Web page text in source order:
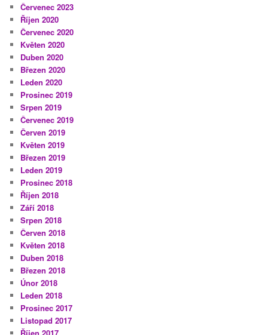
Červenec 2023
Říjen 2020
Červenec 2020
Květen 2020
Duben 2020
Březen 2020
Leden 2020
Prosinec 2019
Srpen 2019
Červenec 2019
Červen 2019
Květen 2019
Březen 2019
Leden 2019
Prosinec 2018
Říjen 2018
Září 2018
Srpen 2018
Červen 2018
Květen 2018
Duben 2018
Březen 2018
Únor 2018
Leden 2018
Prosinec 2017
Listopad 2017
Říjen 2017